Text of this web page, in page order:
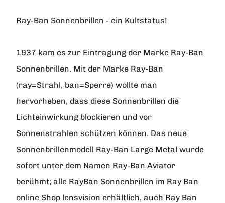
Ray-Ban Sonnenbrillen - ein Kultstatus!
1937 kam es zur Eintragung der Marke Ray-Ban
Sonnenbrillen. Mit der Marke Ray-Ban
(ray=Strahl, ban=Sperre) wollte man
hervorheben, dass diese Sonnenbrillen die
Lichteinwirkung blockieren und vor
Sonnenstrahlen schützen können. Das neue
Sonnenbrillenmodell Ray-Ban Large Metal wurde
sofort unter dem Namen Ray-Ban Aviator
berühmt; alle RayBan Sonnenbrillen im Ray Ban
online Shop lensvision erhältlich, auch Ray Ban